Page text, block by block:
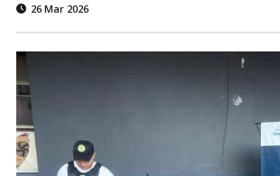
26 Mar 2026